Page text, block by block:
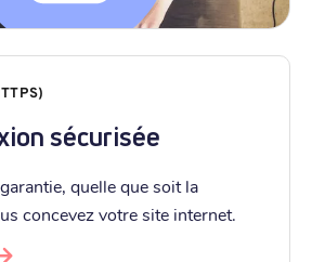
sécurisée
quelle que soit la
concevez votre site internet.